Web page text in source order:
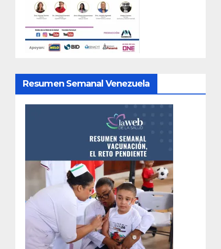
Resumen Semanal Venezuela